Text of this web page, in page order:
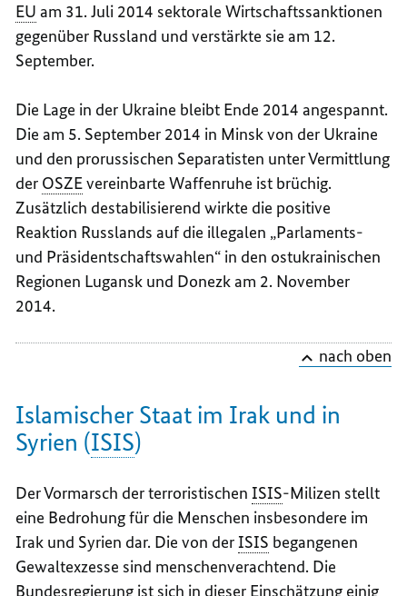
EU am 31. Juli 2014 sektorale Wirtschaftssanktionen
gegenüber Russland und verstärkte sie am 12.
September.
Die Lage in der Ukraine bleibt Ende 2014 angespannt.
Die am 5. September 2014 in Minsk von der Ukraine
und den prorussischen Separatisten unter Vermittlung
der OSZEvereinbarte Waffenruhe ist brüchig.
Zusätzlich destabilisierend wirkte die positive
Reaktion Russlands auf die illegalen „Parlaments-
und Präsidentschaftswahlen“ in den ostukrainischen
Regionen Lugansk und Donezk am 2. November
2014.
nach oben
Islamischer Staat im Irak und in
Syrien (ISIS)
Der Vormarsch der terroristischenISIS-Milizen stellt
eine Bedrohung für die Menschen insbesondere im
Irak und Syrien dar. Die von derISIS begangenen
Gewaltexzesse sind menschenverachtend. Die
Bundesregierung ist sich in dieser Einschätzung einig